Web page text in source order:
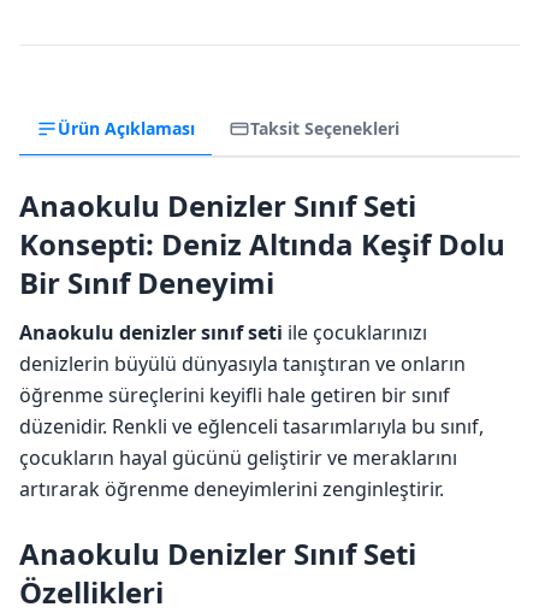
Ürün Açıklaması Taksit Seçenekleri
Anaokulu Denizler Sınıf Seti
Konsepti: Deniz Altında Keşif Dolu
Bir Sınıf Deneyimi
Anaokulu denizler sınıf seti ile çocuklarınızı
denizlerin büyülü dünyasıyla tanıştıran ve onların
öğrenme süreçlerini keyifli hale getiren bir sınıf
düzenidir. Renkli ve eğlenceli tasarımlarıyla bu sınıf,
çocukların hayal gücünü geliştirir ve meraklarını
artırarak öğrenme deneyimlerini zenginleştirir.
Anaokulu Denizler Sınıf Seti
Özellikleri